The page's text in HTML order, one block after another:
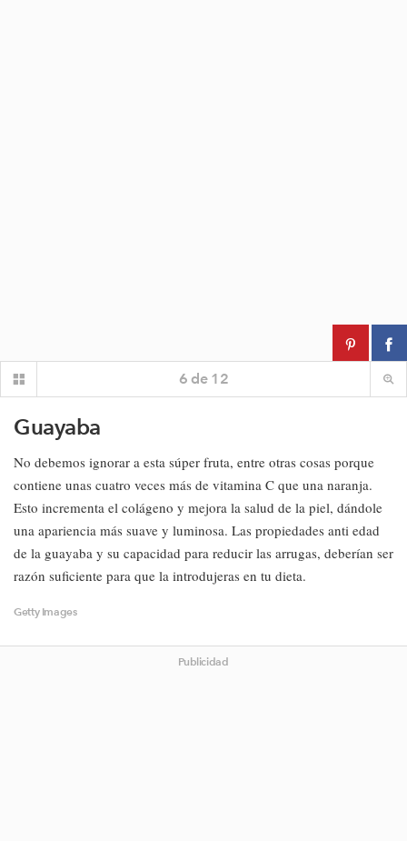
6 de 12
Guayaba
No debemos ignorar a esta súper fruta, entre otras cosas porque
contiene unas cuatro veces más de vitamina C que una naranja.
Esto incrementa el colágeno y mejora la salud de la piel, dándole
una apariencia más suave y luminosa. Las propiedades anti edad
de la guayaba y su capacidad para reducir las arrugas, deberían ser
razón suficiente para que la introdujeras en tu dieta.
Getty Images
Publicidad